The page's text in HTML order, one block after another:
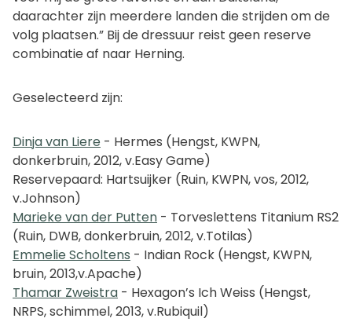
daarachter zijn meerdere landen die strijden om de
volg plaatsen.” Bij de dressuur reist geen reserve
combinatie af naar Herning.
Geselecteerd zijn:
Dinja van Liere - Hermes (Hengst, KWPN,
donkerbruin, 2012, v.Easy Game)
Reservepaard: Hartsuijker (Ruin, KWPN, vos, 2012,
v.Johnson)
Marieke van der Putten - Torveslettens Titanium RS2
(Ruin, DWB, donkerbruin, 2012, v.Totilas)
Emmelie Scholtens - Indian Rock (Hengst, KWPN,
bruin, 2013,v.Apache)
Thamar Zweistra - Hexagon’s Ich Weiss (Hengst,
NRPS, schimmel, 2013, v.Rubiquil)